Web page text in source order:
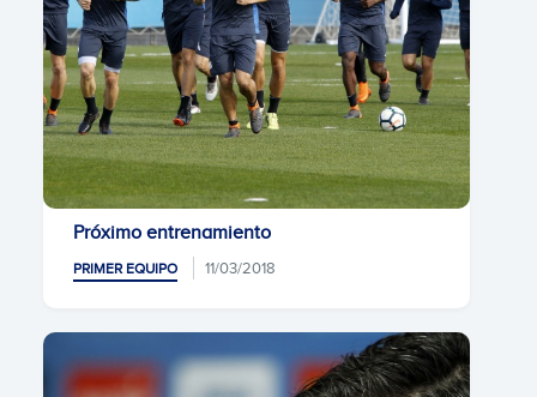
Próximo entrenamiento
PRIMER EQUIPO 11/03/2018